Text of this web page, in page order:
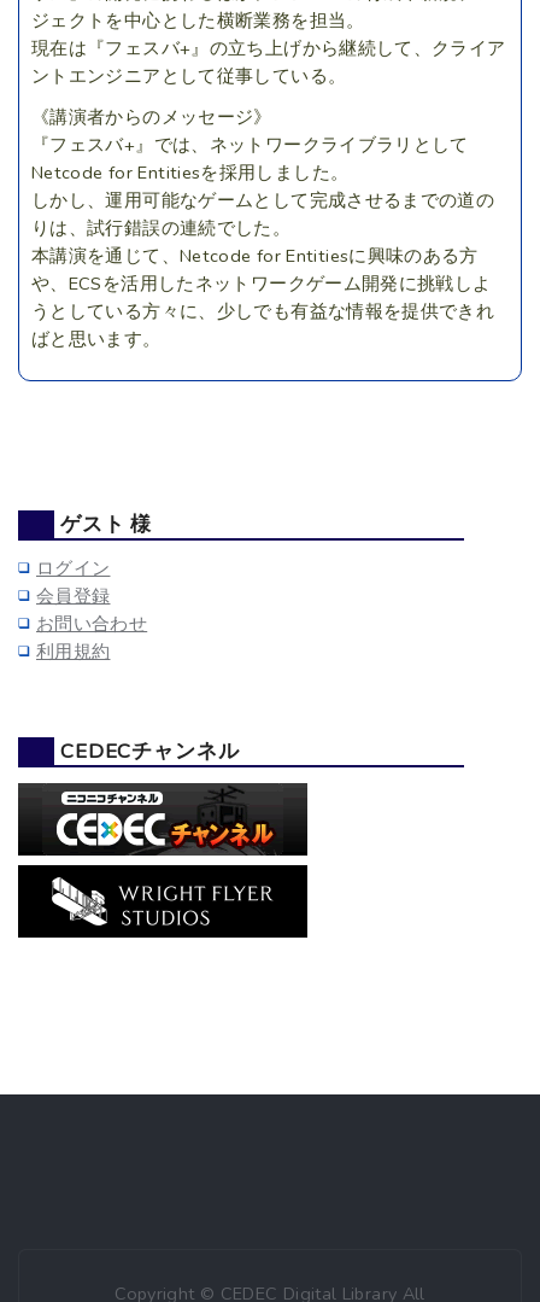
ジェクトを中心とした横断業務を担当。
現在は『フェスバ+』の立ち上げから継続して、クライア
ントエンジニアとして従事している。
《講演者からのメッセージ》
『フェスバ+』では、ネットワークライブラリとして
Netcode for Entitiesを採用しました。
しかし、運用可能なゲームとして完成させるまでの道の
りは、試行錯誤の連続でした。
本講演を通じて、Netcode for Entitiesに興味のある方
や、ECSを活用したネットワークゲーム開発に挑戦しよ
うとしている方々に、少しでも有益な情報を提供できれ
ばと思います。
ゲスト 様
ログイン
会員登録
お問い合わせ
利用規約
CEDECチャンネル
Copyright © CEDEC Digital Library All